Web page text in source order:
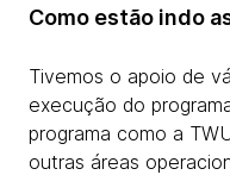
Como estão indo
Tivemos o apoio de
execução do
programa como a
outras áreas